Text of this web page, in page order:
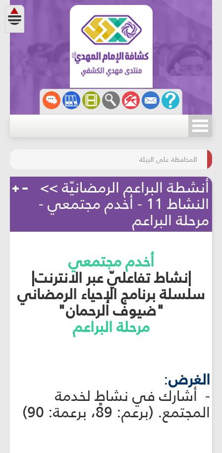
مسابقة الركب الحسينيّ
المحافظة على البيئة
أنشطة البراعم الرمضانيّة >>
النشاط 11 - أخدم مجتمعي -
مرحلة البراعم
أخدم مجتمعي
|نشاط تفاعليّ عبر الانترنت|
سلسلة برنامج الإحياء الرمضاني
"ضيوف الرحمان"
مرحلة البراعم
الغرض:
- أشارك في نشاطٍ لخدمة
المجتمع. (برعم: 89، برعمة: 90)